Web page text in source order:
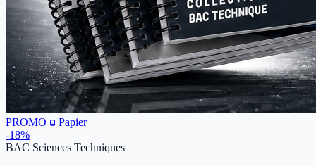
PROMO
Papier
-18%
BAC Sciences Techniques